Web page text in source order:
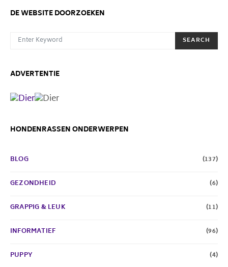
DE WEBSITE DOORZOEKEN
SEARCH FOR:
SEARCH
ADVERTENTIE
HONDENRASSEN ONDERWERPEN
BLOG (137)
GEZONDHEID (6)
GRAPPIG & LEUK (11)
INFORMATIEF (96)
PUPPY (4)